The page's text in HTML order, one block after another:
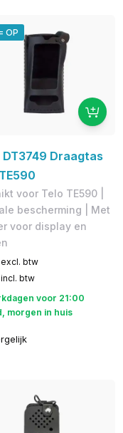
OP
DT3749 Draagtas
voor Telo TE590 |
bescherming | Met
voor display en
excl. btw
incl. btw
voor 21:00
morgen in huis